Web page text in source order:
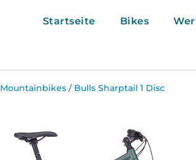
Startseite Bikes
Mountainbikes / Bulls Sharptail 1 Disc